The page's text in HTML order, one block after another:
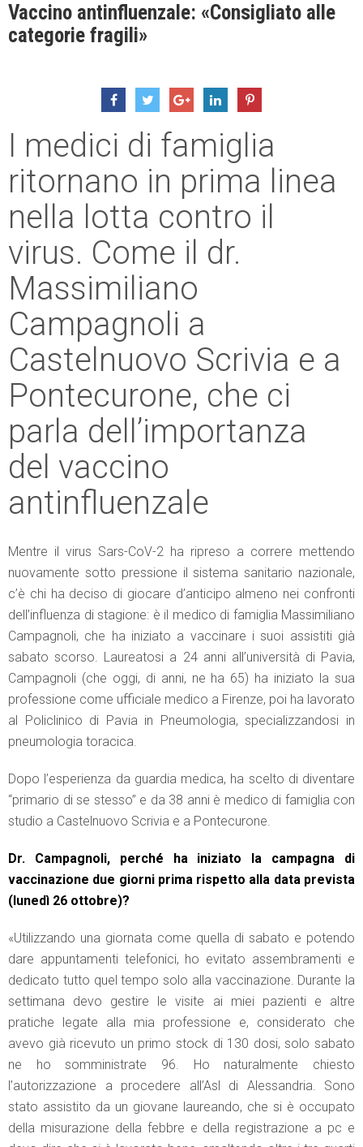
Vaccino antinfluenzale: «Consigliato alle
categorie fragili»
I medici di famiglia
ritornano in prima linea
nella lotta contro il
virus. Come il dr.
Massimiliano
Campagnoli a
Castelnuovo Scrivia e a
Pontecurone, che ci
parla dell’importanza
del vaccino
antinfluenzale
Mentre il virus Sars-CoV-2 ha ripreso a correre mettendo
nuovamente sotto pressione il sistema sanitario nazionale,
c’è chi ha deciso di giocare d’anticipo almeno nei confronti
dell’influenza di stagione: è il medico di famiglia Massimiliano
Campagnoli, che ha iniziato a vaccinare i suoi assistiti già
sabato scorso. Laureatosi a 24 anni all’università di Pavia,
Campagnoli (che oggi, di anni, ne ha 65) ha iniziato la sua
professione come ufficiale medico a Firenze, poi ha lavorato
al Policlinico di Pavia in Pneumologia, specializzandosi in
pneumologia toracica.
Dopo l’esperienza da guardia medica, ha scelto di diventare
“primario di se stesso” e da 38 anni è medico di famiglia con
studio a Castelnuovo Scrivia e a Pontecurone.
Dr. Campagnoli, perché ha iniziato la campagna di
vaccinazione due giorni prima rispetto alla data prevista
(lunedì 26 ottobre)?
«Utilizzando una giornata come quella di sabato e potendo
dare appuntamenti telefonici, ho evitato assembramenti e
dedicato tutto quel tempo solo alla vaccinazione. Durante la
settimana devo gestire le visite ai miei pazienti e altre
pratiche legate alla mia professione e, considerato che
avevo già ricevuto un primo stock di 130 dosi, solo sabato
ne ho somministrate 96. Ho naturalmente chiesto
l’autorizzazione a procedere all’Asl di Alessandria. Sono
stato assistito da un giovane laureando, che si è occupato
della misurazione della febbre e della registrazione a pc e